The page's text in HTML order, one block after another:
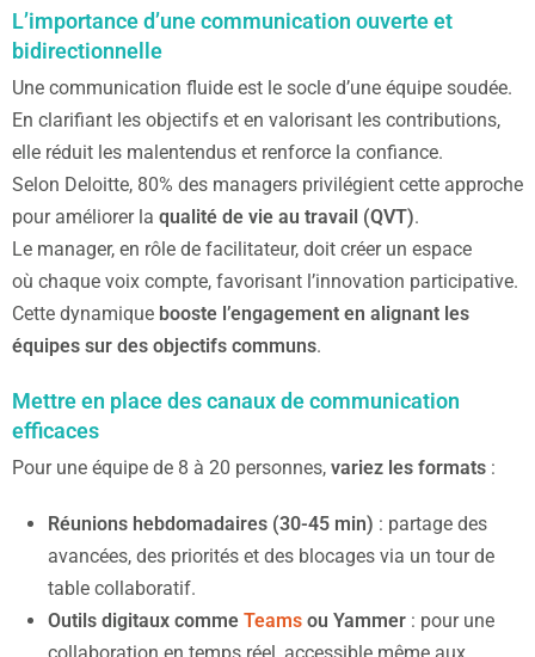
L’importance d’une communication ouverte et
bidirectionnelle
Une communication fluide est le socle d’une équipe soudée.
En clarifiant les objectifs et en valorisant les contributions,
elle réduit les malentendus et renforce la confiance.
Selon Deloitte, 80% des managers privilégient cette approche
pour améliorer la qualité de vie au travail (QVT).
Le manager, en rôle de facilitateur, doit créer un espace
où chaque voix compte, favorisant l’innovation participative.
Cette dynamique booste l’engagement en alignant les
équipes sur des objectifs communs.
Mettre en place des canaux de communication
efficaces
Pour une équipe de 8 à 20 personnes, variez les formats :
Réunions hebdomadaires (30-45 min) : partage des
avancées, des priorités et des blocages via un tour de
table collaboratif.
Outils digitaux comme Teams ou Yammer : pour une